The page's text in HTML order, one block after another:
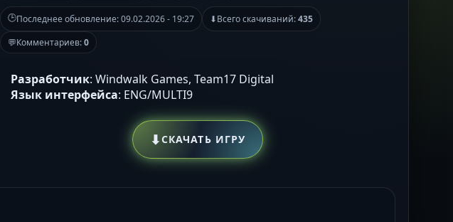
🕒Последнее обновление:09.02.2026 - 19:27 ⬇Всего скачиваний:435
💬Комментариев:0
Разработчик: Windwalk Games, Team17 Digital
Язык интерфейса: ENG/MULTI9
⬇СКАЧАТЬ ИГРУ